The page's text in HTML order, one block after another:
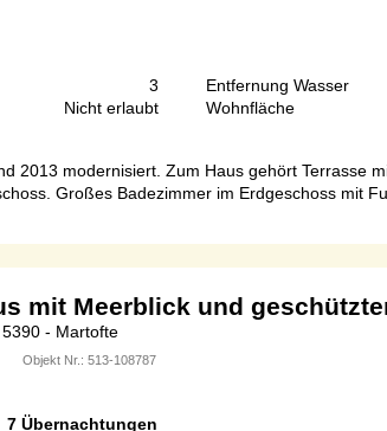
3
Nicht erlaubt
Entfernung Wasser
Wohnfläche
2013 modernisiert. Zum Haus gehört Terrasse
Großes Badezimmer im Erdgeschoss mit
mit Meerblick und
- Martofte
Objekt Nr.: 513-108787
7 Übernachtungen